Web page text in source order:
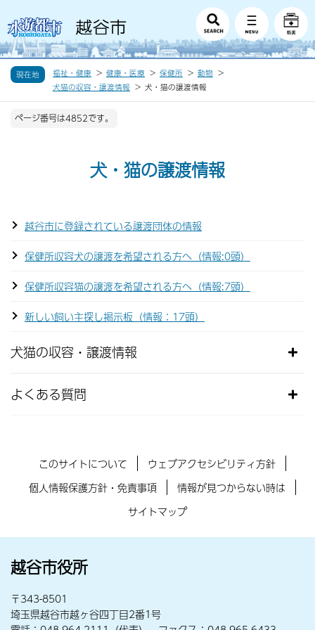
現在地 福祉・健康 健康・医療 保健所
動物
犬猫の収容・譲渡情報
犬・猫の譲渡情報
ページ番号は4852です。
犬・猫の譲渡情報
越谷市に登録されている譲渡団体の情報
保健所収容犬の譲渡を希望される方へ（情報:0頭）
保健所収容猫の譲渡を希望される方へ（情報:7頭）
新しい飼い主探し掲示板（情報：17頭）
犬猫の収容・譲渡情報
よくある質問
このサイトについて
ウェブアクセシビリティ方針
個人情報保護方針・免責事項
情報が見つからない時は
サイトマップ
越谷市役所
〒343-8501
埼玉県越谷市越ヶ谷四丁目2番1号